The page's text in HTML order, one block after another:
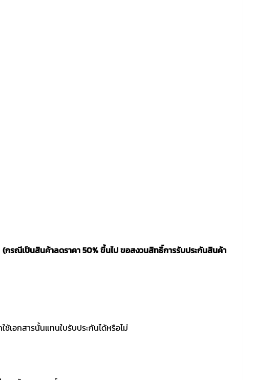
(กรณีเป็นสินค้าลดราคา 50% ขึ้นไป ขอสงวนสิทธิ์การรับประกันสินค้า
เอกสารนั้นแทนใบรับประกันได้หรือไม่